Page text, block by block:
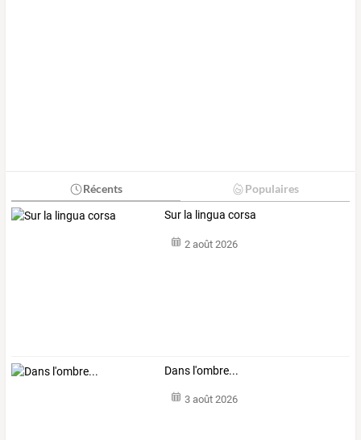
Récents Populaires
Sur la lingua corsa
2 août 2026
Dans l'ombre...
3 août 2026